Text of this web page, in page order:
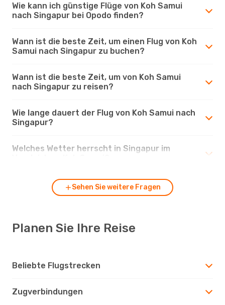
Wie kann ich günstige Flüge von Koh Samui
nach Singapur bei Opodo finden?
Wann ist die beste Zeit, um einen Flug von Koh
Samui nach Singapur zu buchen?
Wann ist die beste Zeit, um von Koh Samui
nach Singapur zu reisen?
Wie lange dauert der Flug von Koh Samui nach
Singapur?
Welches Wetter herrscht in Singapur im
Sehen Sie weitere Fragen
Planen Sie Ihre Reise
Beliebte Flugstrecken
Zugverbindungen